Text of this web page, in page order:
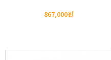
867,000원